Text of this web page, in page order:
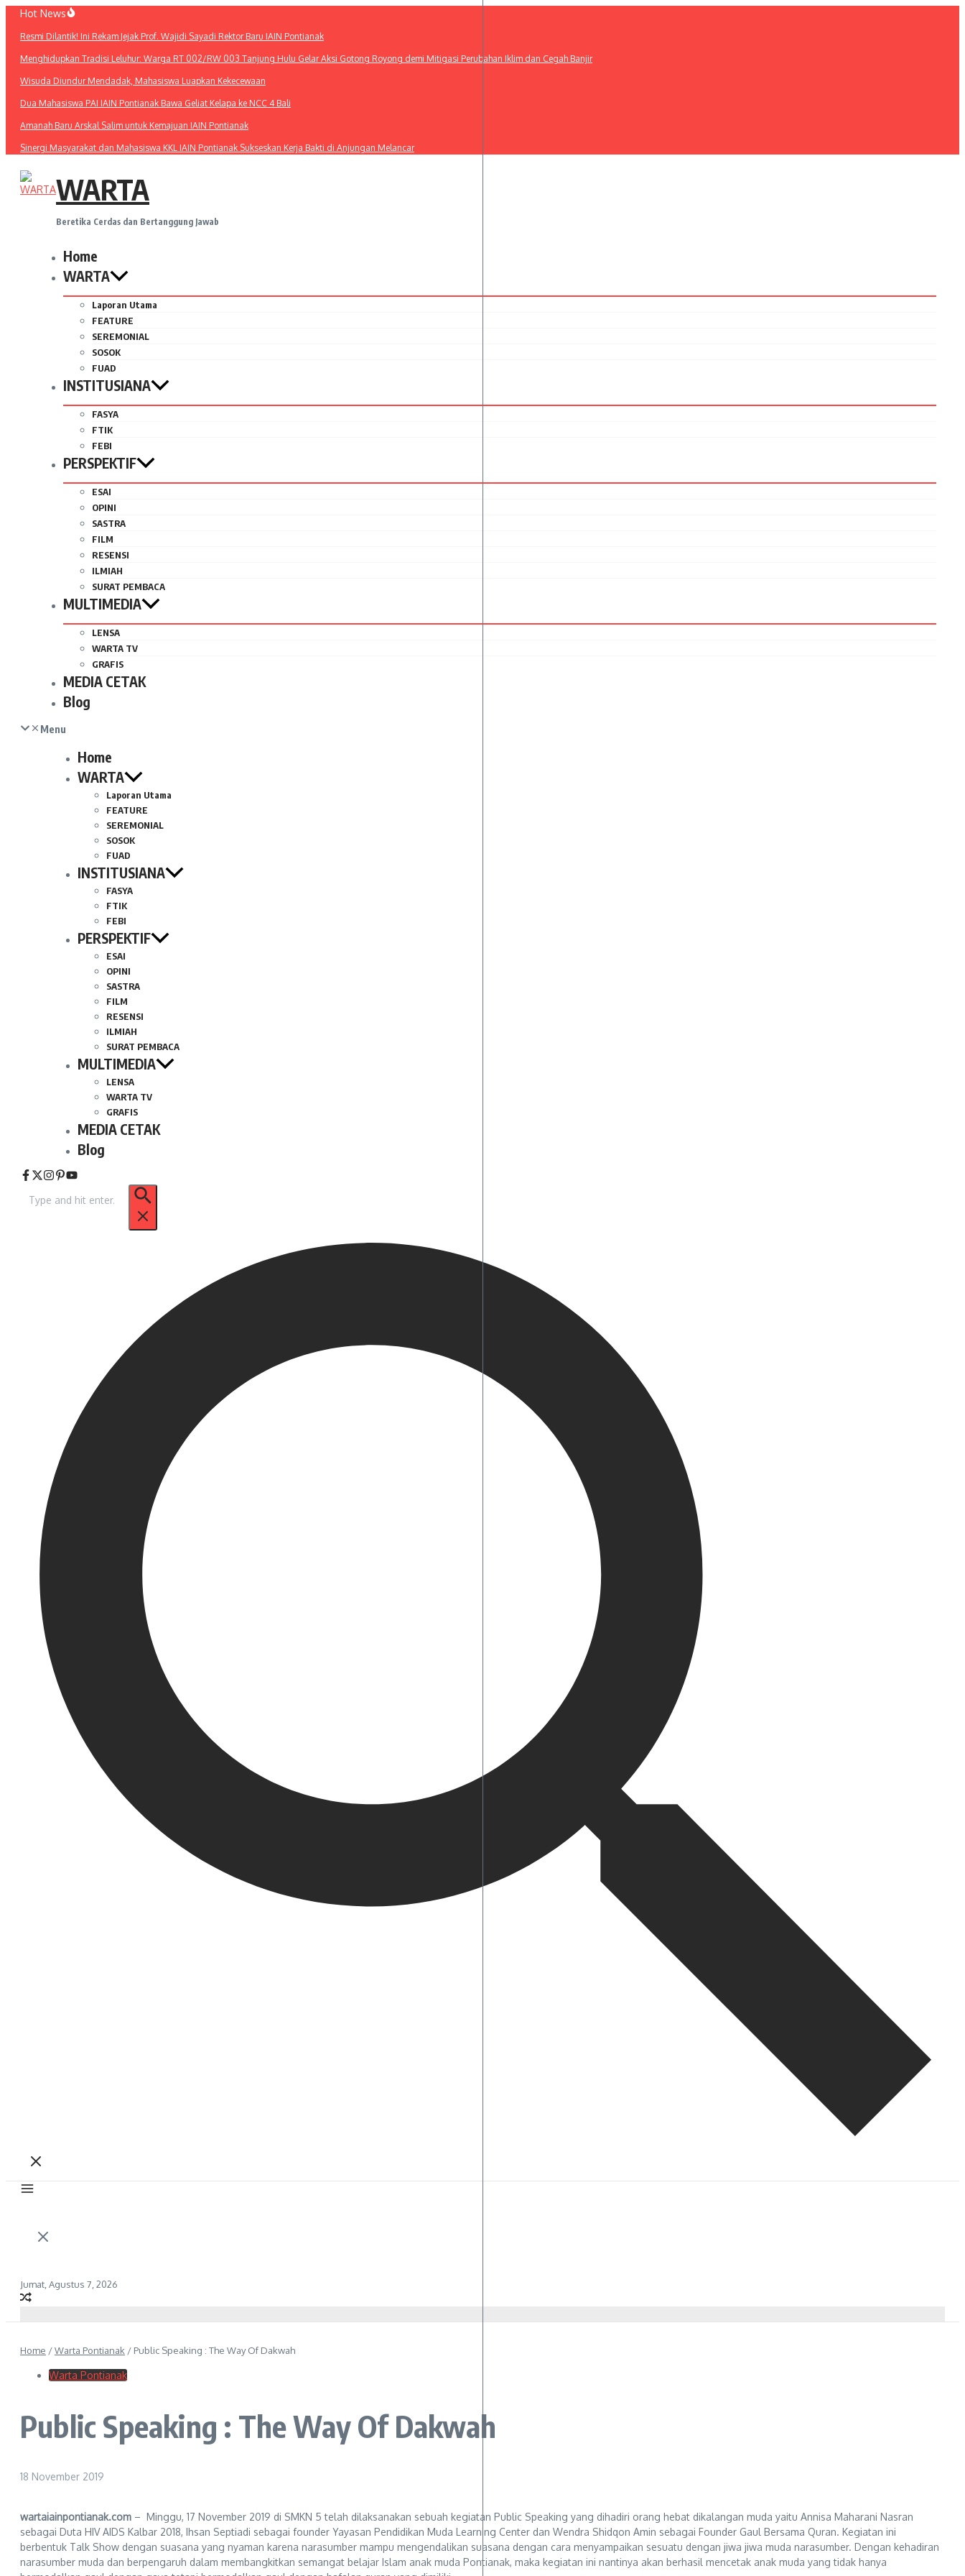
Lewati
konten
Hot News
Resmi Dilantik! Ini Rekam Jejak Prof. Wajidi Sayadi Rektor Baru IAIN Pontianak
Menghidupkan Tradisi Leluhur: Warga RT 002/RW 003 Tanjung Hulu Gelar Aksi Gotong Royong demi Mitigasi Perubahan Iklim dan Cegah Banjir
Wisuda Diundur Mendadak, Mahasiswa Luapkan Kekecewaan
Dua Mahasiswa PAI IAIN Pontianak Bawa Geliat Kelapa ke NCC 4 Bali
Amanah Baru Arskal Salim untuk Kemajuan IAIN Pontianak
Sinergi Masyarakat dan Mahasiswa KKL IAIN Pontianak Sukseskan Kerja Bakti di Anjungan Melancar
WARTA
Beretika Cerdas dan Bertanggung Jawab
Home
WARTA
Laporan Utama
FEATURE
SEREMONIAL
SOSOK
FUAD
INSTITUSIANA
FASYA
FTIK
FEBI
PERSPEKTIF
ESAI
OPINI
SASTRA
FILM
RESENSI
ILMIAH
SURAT PEMBACA
MULTIMEDIA
LENSA
WARTA TV
GRAFIS
MEDIA CETAK
Blog
Menu
Home
WARTA
Laporan Utama
FEATURE
SEREMONIAL
SOSOK
FUAD
INSTITUSIANA
FASYA
FTIK
FEBI
PERSPEKTIF
ESAI
OPINI
SASTRA
FILM
RESENSI
ILMIAH
SURAT PEMBACA
MULTIMEDIA
LENSA
WARTA TV
GRAFIS
MEDIA CETAK
Blog
untuk:
Jumat, Agustus 7, 2026
Home /Warta Pontianak / Public Speaking : The Way Of Dakwah
Warta Pontianak
Public Speaking : The Way Of Dakwah
18 November 2019
wartaiainpontianak.com – Minggu, 17 November 2019 di SMKN 5 telah dilaksanakan sebuah kegiatan Public Speaking yang dihadiri orang hebat dikalangan muda yaitu Annisa Maharani Nasran
sebagai Duta HIV AIDS Kalbar 2018, Ihsan Septiadi sebagai founder Yayasan Pendidikan Muda Learning Center dan Wendra Shidqon Amin sebagai Founder Gaul Bersama Quran. Kegiatan ini
berbentuk Talk Show dengan suasana yang nyaman karena narasumber mampu mengendalikan suasana dengan cara menyampaikan sesuatu dengan jiwa jiwa muda narasumber. Dengan kehadiran
narasumber muda dan berpengaruh dalam membangkitkan semangat belajar Islam anak muda Pontianak, maka kegiatan ini nantinya akan berhasil mencetak anak muda yang tidak hanya